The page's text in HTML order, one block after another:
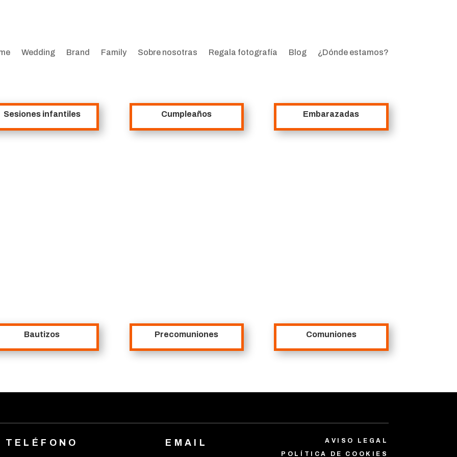
Wedding Brand Family Sobre nosotras Regala fotografía Blog ¿Dónde estamos?
Sesiones infantiles Cumpleaños Embarazadas
Bautizos Precomuniones Comuniones
TELÉFONO EMAIL
AVISO LEGAL
POLÍTICA DE COOKIES